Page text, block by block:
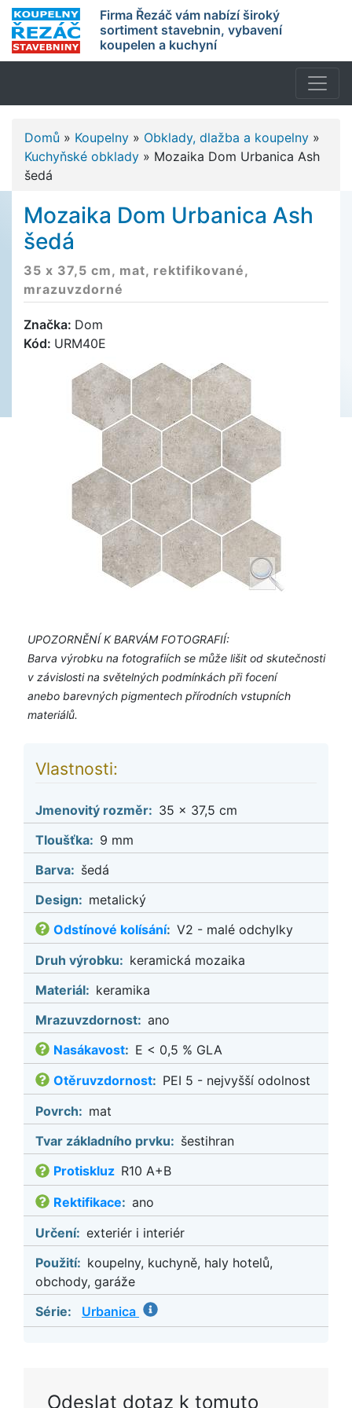
Firma Řezáč vám nabízí široký
sortiment stavebnin, vybavení
koupelen a kuchyní
Domů » Koupelny » Obklady, dlažba a koupelny »
Kuchyňské obklady » Mozaika Dom Urbanica Ash
šedá
Mozaika Dom Urbanica Ash
šedá
35 x 37,5 cm, mat, rektifikované,
mrazuvzdorné
Značka: Dom
Kód: URM40E
UPOZORNĚNÍ K BARVÁM FOTOGRAFIÍ:
Barva výrobku na fotografiích se může lišit od skutečnosti
v závislosti na světelných podmínkách při focení
anebo barevných pigmentech přírodních vstupních
materiálů.
Vlastnosti:
Jmenovitý rozměr: 35 x 37,5 cm
Tloušťka: 9 mm
Barva: šedá
Design: metalický
Odstínové kolísání: V2 - malé odchylky
Druh výrobku: keramická mozaika
Materiál: keramika
Mrazuvzdornost: ano
Nasákavost: E < 0,5 % GLA
Otěruvzdornost: PEI 5 - nejvyšší odolnost
Povrch: mat
Tvar základního prvku: šestihran
Protiskluz R10 A+B
Rektifikace: ano
Určení: exteriér i interiér
Použití: koupelny, kuchyně, haly hotelů,
obchody, garáže
Série:
Urbanica
Odeslat dotaz k tomuto